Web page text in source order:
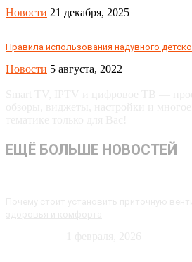
Новости 21 декабря, 2025
Правила использования надувного
Новости 5 августа, 2022
ЕЩЁ БОЛЬШЕ НОВОСТЕЙ